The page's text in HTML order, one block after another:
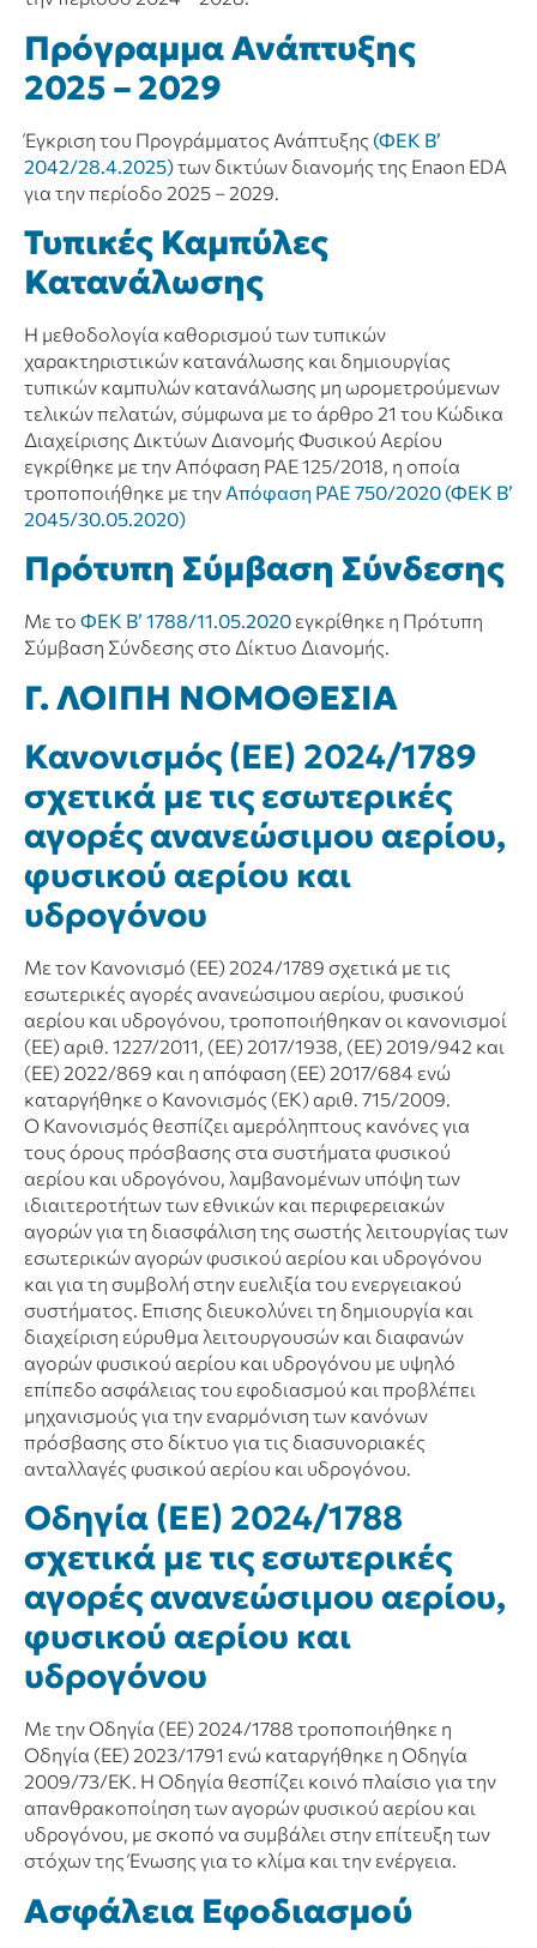
Πρόγραμμα Ανάπτυξης
2025 – 2029
Έγκριση του Προγράμματος Ανάπτυξης (ΦΕΚ Β’
2042/28.4.2025)των δικτύων διανομής της Enaon EDA
για την περίοδο 2025 – 2029.
Τυπικές Καμπύλες
Κατανάλωσης
Η μεθοδολογία καθορισμού των τυπικών
χαρακτηριστικών κατανάλωσης και δημιουργίας
τυπικών καμπυλών κατανάλωσης μη ωρομετρούμενων
τελικών πελατών, σύμφωνα με το άρθρο 21 του Κώδικα
Διαχείρισης Δικτύων Διανομής Φυσικού Αερίου
εγκρίθηκε με την Απόφαση ΡΑΕ 125/2018, η οποία
τροποποιήθηκε με την Απόφαση ΡΑΕ 750/2020 (ΦΕΚ Β’
2045/30.05.2020)
Πρότυπη Σύμβαση Σύνδεσης
Με το ΦΕΚ Β’ 1788/11.05.2020 εγκρίθηκε η Πρότυπη
Σύμβαση Σύνδεσης στο Δίκτυο Διανομής.
Γ. ΛΟΙΠΗ ΝΟΜΟΘΕΣΙΑ
Κανονισμός (ΕΕ) 2024/1789
σχετικά με τις εσωτερικές
αγορές ανανεώσιμου αερίου,
φυσικού αερίου και
υδρογόνου
Με τον Κανονισμό (ΕΕ) 2024/1789 σχετικά με τις
εσωτερικές αγορές ανανεώσιμου αερίου, φυσικού
αερίου και υδρογόνου, τροποποιήθηκαν οι κανονισμοί
(ΕΕ) αριθ. 1227/2011, (ΕΕ) 2017/1938, (ΕΕ) 2019/942 και
(ΕΕ) 2022/869 και η απόφαση (ΕΕ) 2017/684 ενώ
καταργήθηκε ο Κανονισμός (ΕΚ) αριθ. 715/2009.
Ο Κανονισμός θεσπίζει αμερόληπτους κανόνες για
τους όρους πρόσβασης στα συστήματα φυσικού
αερίου και υδρογόνου, λαμβανομένων υπόψη των
ιδιαιτεροτήτων των εθνικών και περιφερειακών
αγορών για τη διασφάλιση της σωστής λειτουργίας των
εσωτερικών αγορών φυσικού αερίου και υδρογόνου
και για τη συμβολή στην ευελιξία του ενεργειακού
συστήματος. Επισης διευκολύνει τη δημιουργία και
διαχείριση εύρυθμα λειτουργουσών και διαφανών
αγορών φυσικού αερίου και υδρογόνου με υψηλό
επίπεδο ασφάλειας του εφοδιασμού και προβλέπει
μηχανισμούς για την εναρμόνιση των κανόνων
πρόσβασης στο δίκτυο για τις διασυνοριακές
ανταλλαγές φυσικού αερίου και υδρογόνου.
Οδηγία (ΕΕ) 2024/1788
σχετικά με τις εσωτερικές
αγορές ανανεώσιμου αερίου,
φυσικού αερίου και
υδρογόνου
Με την Οδηγία (ΕΕ) 2024/1788 τροποποιήθηκε η
Οδηγία (ΕΕ) 2023/1791 ενώ καταργήθηκε η Οδηγία
2009/73/ΕΚ. Η Οδηγία θεσπίζει κοινό πλαίσιο για την
απανθρακοποίηση των αγορών φυσικού αερίου και
υδρογόνου, με σκοπό να συμβάλει στην επίτευξη των
στόχων της Ένωσης για το κλίμα και την ενέργεια.
Ασφάλεια Εφοδιασμού